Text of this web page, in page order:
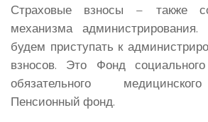
Страховые взносы – также
механизма
будем приступать к
взносов. Это Фонд
обязательного
Пенсионный фонд.